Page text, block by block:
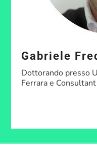
Gabriele
Dottorando presso
Ferrara e